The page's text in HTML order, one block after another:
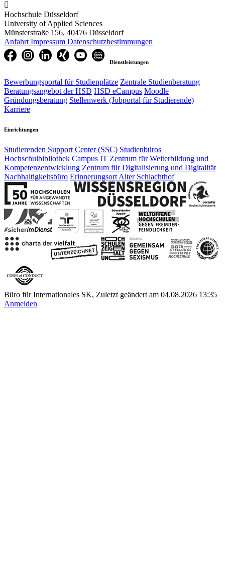

Hochschule Düsseldorf
University of Applied Sciences
Münsterstraße 156, 40476 Düsseldorf
Anfahrt Impressum Datenschutzbestimmungen
Dienstleistungen
Bewerbungsportal für Studienplätze Zentrale Studienberatung
Beratungsangebot der HSD HSD eCampus Moodle
Gründungsberatung Stellenwerk (Jobportal für Studierende)
Karriere
Einrichtungen
Studierenden Support Center (SSC) Studienbüros
Hochschulbibliothek Campus IT Zentrum für Weiterbildung und
Kompetenzentwicklung Zentrum für Digitalisierung und Digitalität
Nachhaltigkeitsbüro Erinnerungsort Alter Schlachthof
Büro für Internationales SK, Zuletzt geändert am 04.08.2026 13:35
Anmelden